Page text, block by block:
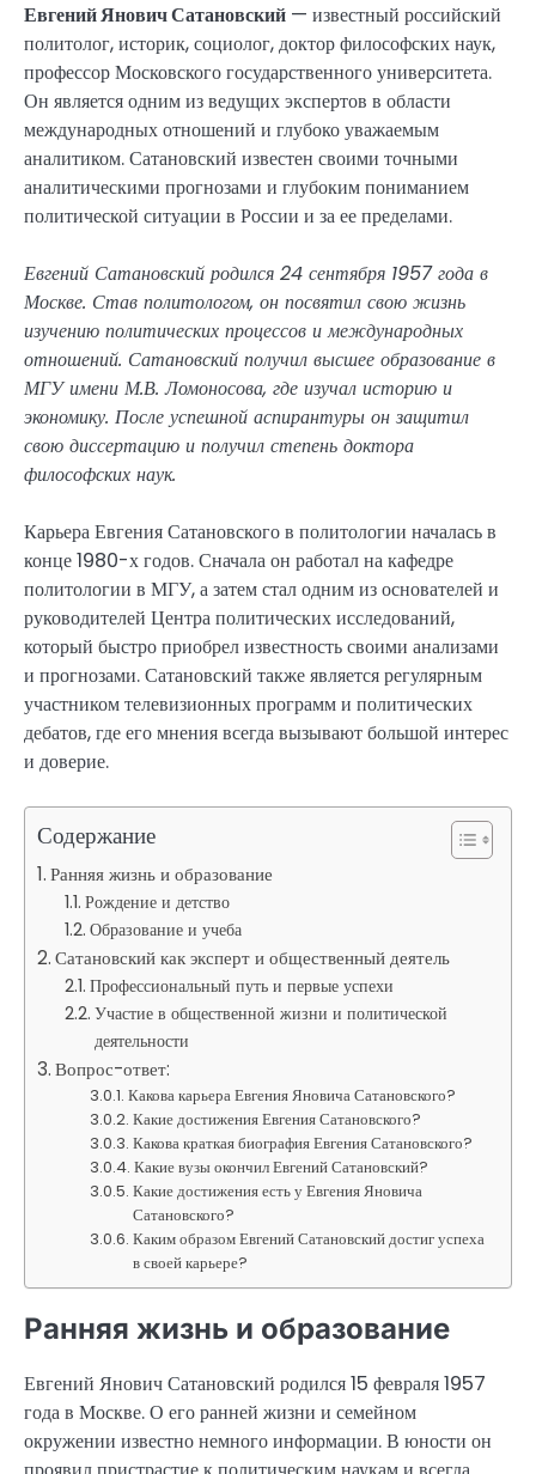
Евгений Янович Сатановский — известный российский
политолог, историк, социолог, доктор философских наук,
профессор Московского государственного университета.
Он является одним из ведущих экспертов в области
международных отношений и глубоко уважаемым
аналитиком. Сатановский известен своими точными
аналитическими прогнозами и глубоким пониманием
политической ситуации в России и за ее пределами.
Евгений Сатановский родился 24 сентября 1957 года в
Москве. Став политологом, он посвятил свою жизнь
изучению политических процессов и международных
отношений. Сатановский получил высшее образование в
МГУ имени М.В. Ломоносова, где изучал историю и
экономику. После успешной аспирантуры он защитил
свою диссертацию и получил степень доктора
философских наук.
Карьера Евгения Сатановского в политологии началась в
конце 1980-х годов. Сначала он работал на кафедре
политологии в МГУ, а затем стал одним из основателей и
руководителей Центра политических исследований,
который быстро приобрел известность своими анализами
и прогнозами. Сатановский также является регулярным
участником телевизионных программ и политических
дебатов, где его мнения всегда вызывают большой интерес
и доверие.
Содержание
Ранняя жизнь и образование
Рождение и детство
Образование и учеба
Сатановский как эксперт и общественный деятель
Профессиональный путь и первые успехи
Участие в общественной жизни и политической
деятельности
Вопрос-ответ:
Какова карьера Евгения Яновича Сатановского?
Какие достижения Евгения Сатановского?
Какова краткая биография Евгения Сатановского?
Какие вузы окончил Евгений Сатановский?
Какие достижения есть у Евгения Яновича
Сатановского?
Каким образом Евгений Сатановский достиг успеха
в своей карьере?
Ранняя жизнь и образование
Евгений Янович Сатановский родился 15 февраля 1957
года в Москве. О его ранней жизни и семейном
окружении известно немного информации. В юности он